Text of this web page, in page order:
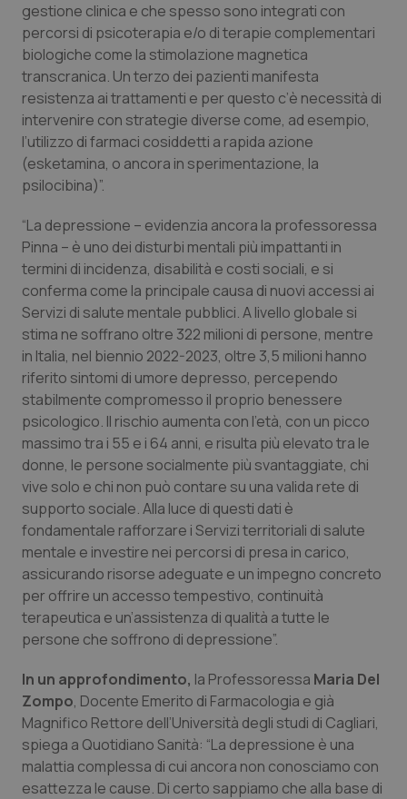
Veneto
Oncoematologia
Oncologia & Nutrizione
Psoriasi & pelle
Quotidiano Cardiologia
Quotidiano Chirurgia
Quotidiano Oncologia
Quotidiano Pediatria
Rene & patologie urogenitali
Salute orale & impianti
Sangue & coagulazione
Tiroide
Tumore al seno
Tumore ovarico
Tumori del Polmone & Testa Collo
Tumori gastrointestinali
Ulcera & Reflusso
Vaccini
gestione clinica e che spesso sono integrati con
percorsi di psicoterapia e/o di terapie complementari
biologiche come la stimolazione magnetica
transcranica. Un terzo dei pazienti manifesta
resistenza ai trattamenti e per questo c’è necessità di
intervenire con strategie diverse come, ad esempio,
l’utilizzo di farmaci cosiddetti a rapida azione
(esketamina, o ancora in sperimentazione, la
psilocibina)”.
“La depressione – evidenzia ancora la professoressa
Pinna – è uno dei disturbi mentali più impattanti in
termini di incidenza, disabilità e costi sociali, e si
conferma come la principale causa di nuovi accessi ai
Servizi di salute mentale pubblici. A livello globale si
stima ne soffrano oltre 322 milioni di persone, mentre
in Italia, nel biennio 2022-2023, oltre 3,5 milioni hanno
riferito sintomi di umore depresso, percependo
stabilmente compromesso il proprio benessere
psicologico. Il rischio aumenta con l’età, con un picco
massimo tra i 55 e i 64 anni, e risulta più elevato tra le
donne, le persone socialmente più svantaggiate, chi
vive solo e chi non può contare su una valida rete di
supporto sociale. Alla luce di questi dati è
fondamentale rafforzare i Servizi territoriali di salute
mentale e investire nei percorsi di presa in carico,
assicurando risorse adeguate e un impegno concreto
per offrire un accesso tempestivo, continuità
terapeutica e un’assistenza di qualità a tutte le
persone che soffrono di depressione”.
In un approfondimento, la Professoressa Maria Del
Zompo, Docente Emerito di Farmacologia e già
Magnifico Rettore dell’Università degli studi di Cagliari,
spiega a Quotidiano Sanità: “La depressione è una
malattia complessa di cui ancora non conosciamo con
esattezza le cause. Di certo sappiamo che alla base di